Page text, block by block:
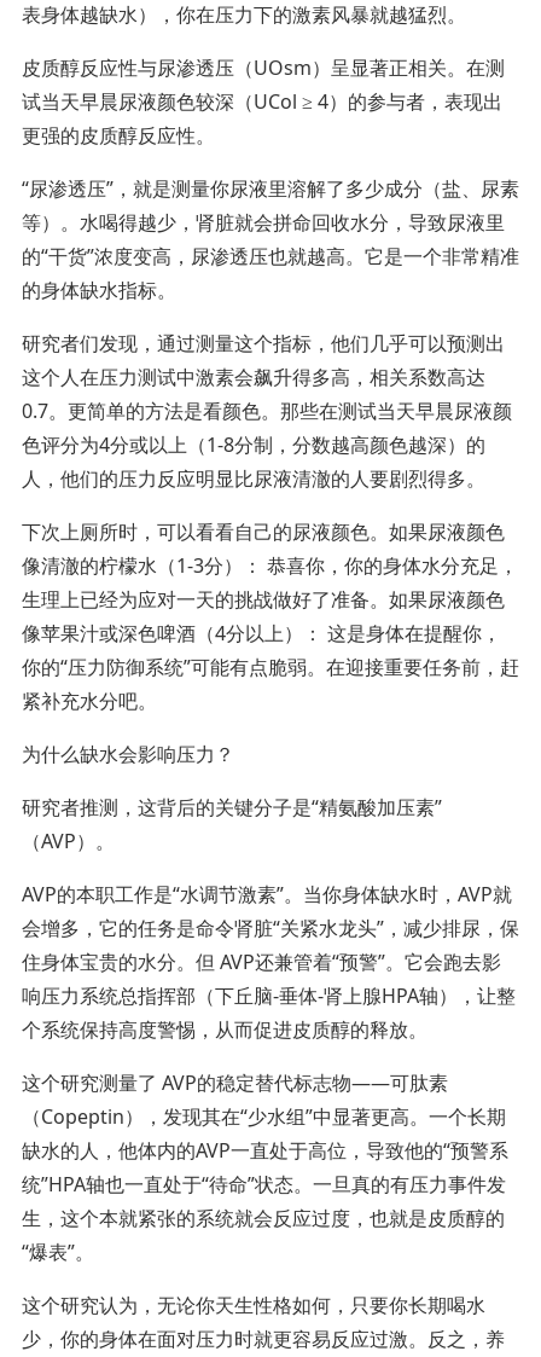
表身体越缺水），你在压力下的激素风暴就越猛烈。
皮质醇反应性与尿渗透压（UOsm）呈显著正相关。在测
试当天早晨尿液颜色较深（UCol ≥ 4）的参与者，表现出
更强的皮质醇反应性。
“尿渗透压”，就是测量你尿液里溶解了多少成分（盐、尿素
等）。水喝得越少，肾脏就会拼命回收水分，导致尿液里
的“干货”浓度变高，尿渗透压也就越高。它是一个非常精准
的身体缺水指标。
研究者们发现，通过测量这个指标，他们几乎可以预测出
这个人在压力测试中激素会飙升得多高，相关系数高达
0.7。更简单的方法是看颜色。那些在测试当天早晨尿液颜
色评分为4分或以上（1-8分制，分数越高颜色越深）的
人，他们的压力反应明显比尿液清澈的人要剧烈得多。
下次上厕所时，可以看看自己的尿液颜色。如果尿液颜色
像清澈的柠檬水（1-3分）： 恭喜你，你的身体水分充足，
生理上已经为应对一天的挑战做好了准备。如果尿液颜色
像苹果汁或深色啤酒（4分以上）： 这是身体在提醒你，
你的“压力防御系统”可能有点脆弱。在迎接重要任务前，赶
紧补充水分吧。
为什么缺水会影响压力？
研究者推测，这背后的关键分子是“精氨酸加压素”
（AVP）。
AVP的本职工作是“水调节激素”。当你身体缺水时，AVP就
会增多，它的任务是命令肾脏“关紧水龙头”，减少排尿，保
住身体宝贵的水分。但 AVP还兼管着“预警”。它会跑去影
响压力系统总指挥部（下丘脑-垂体-肾上腺HPA轴），让整
个系统保持高度警惕，从而促进皮质醇的释放。
这个研究测量了 AVP的稳定替代标志物——可肽素
（Copeptin），发现其在“少水组”中显著更高。一个长期
缺水的人，他体内的AVP一直处于高位，导致他的“预警系
统”HPA轴也一直处于“待命”状态。一旦真的有压力事件发
生，这个本就紧张的系统就会反应过度，也就是皮质醇的
“爆表”。
这个研究认为，无论你天生性格如何，只要你长期喝水
少，你的身体在面对压力时就更容易反应过激。反之，养